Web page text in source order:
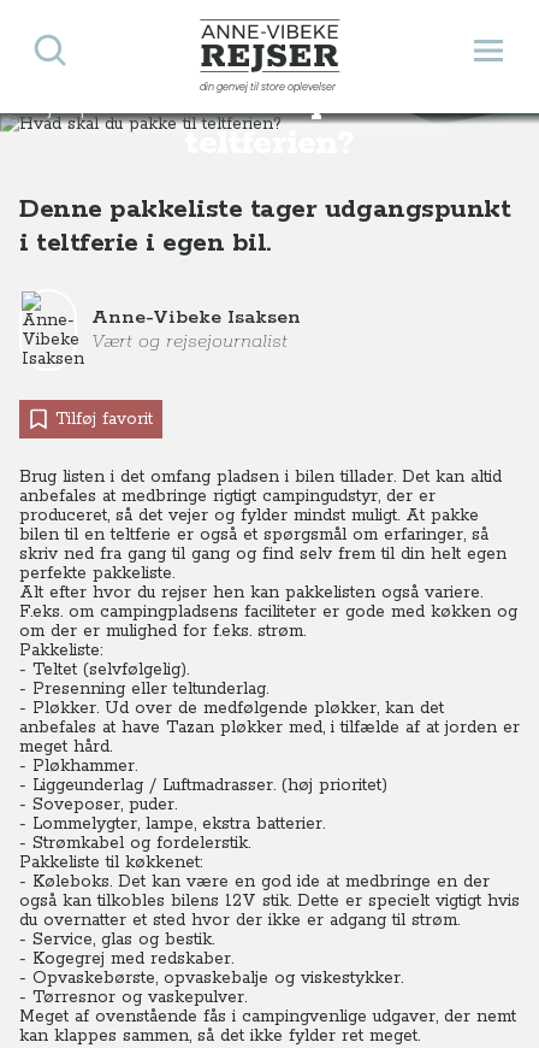
Anne-Vibeke Rejser
din genvej til store oplevelser
Åbn
Søg
Hvad skal du pakke til
teltferien?
Rejsetips Hvad skal jeg pakke til teltferien?
Denne pakkeliste tager udgangspunkt
i teltferie i egen bil.
Anne-Vibeke Isaksen
Vært og rejsejournalist
Tilføj favorit
Brug listen i det omfang pladsen i bilen tillader. Det kan altid
anbefales at medbringe rigtigt campingudstyr, der er
produceret, så det vejer og fylder mindst muligt. At pakke
bilen til en teltferie er også et spørgsmål om erfaringer, så
skriv ned fra gang til gang og find selv frem til din helt egen
perfekte pakkeliste.
Alt efter hvor du rejser hen kan pakkelisten også variere.
F.eks. om campingpladsens faciliteter er gode med køkken og
om der er mulighed for f.eks. strøm.
Pakkeliste:
- Teltet (selvfølgelig).
- Presenning eller teltunderlag.
- Pløkker. Ud over de medfølgende pløkker, kan det
anbefales at have Tazan pløkker med, i tilfælde af at jorden er
meget hård.
- Pløkhammer.
- Liggeunderlag / Luftmadrasser. (høj prioritet)
- Soveposer, puder.
- Lommelygter, lampe, ekstra batterier.
- Strømkabel og fordelerstik.
Pakkeliste til køkkenet:
- Køleboks. Det kan være en god ide at medbringe en der
også kan tilkobles bilens 12V stik. Dette er specielt vigtigt hvis
du overnatter et sted hvor der ikke er adgang til strøm.
- Service, glas og bestik.
- Kogegrej med redskaber.
- Opvaskebørste, opvaskebalje og viskestykker.
- Tørresnor og vaskepulver.
Meget af ovenstående fås i campingvenlige udgaver, der nemt
kan klappes sammen, så det ikke fylder ret meget.